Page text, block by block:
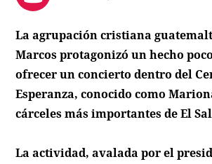
La agrupación cristiana
Marcos protagonizó un hecho
ofrecer un concierto dentro del
Esperanza, conocido como
cárceles más importantes de El
La actividad, avalada por el